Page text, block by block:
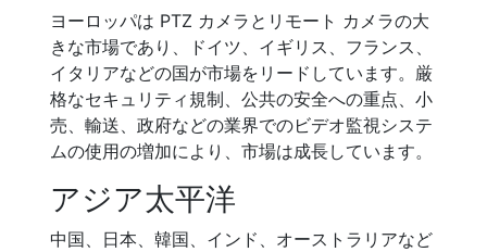
ヨーロッパは PTZ カメラとリモート カメラの大
きな市場であり、ドイツ、イギリス、フランス、
イタリアなどの国が市場をリードしています。厳
格なセキュリティ規制、公共の安全への重点、小
売、輸送、政府などの業界でのビデオ監視システ
ムの使用の増加により、市場は成長しています。
アジア太平洋
中国、日本、韓国、インド、オーストラリアなど